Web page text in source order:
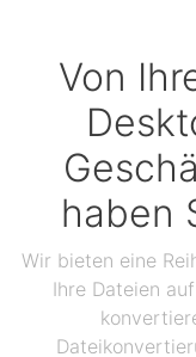
Von
haben
Wir bieten eine
Ihre Dateien